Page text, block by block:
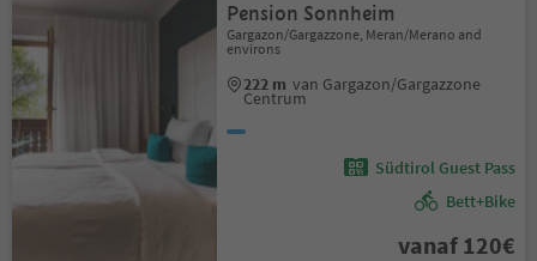
Pension Sonnheim
Gargazon/Gargazzone, Meran/Merano and
environs
222 m van Gargazon/Gargazzone
Centrum
Südtirol Guest Pass
Bett+Bike
vanaf 120€